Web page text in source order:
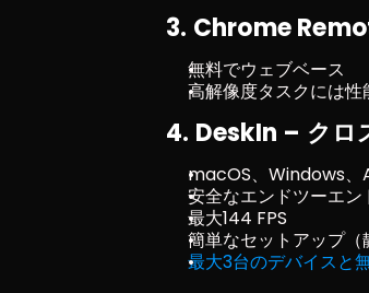
3. Chrome
無料でウェブベース
高解像度タスクには性
4. DeskIn – クロ
macOS、Windows、
安全なエンドツーエン
最大144 FPS
簡単なセットアップ（
最大3台のデバイスと